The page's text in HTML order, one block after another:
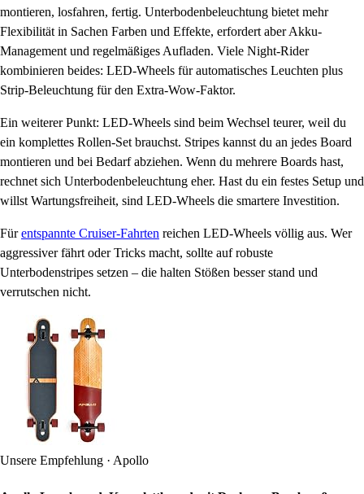
montieren, losfahren, fertig. Unterbodenbeleuchtung bietet mehr
Flexibilität in Sachen Farben und Effekte, erfordert aber Akku-
Management und regelmäßiges Aufladen. Viele Night-Rider
kombinieren beides: LED-Wheels für automatisches Leuchten plus
Strip-Beleuchtung für den Extra-Wow-Faktor.
Ein weiterer Punkt: LED-Wheels sind beim Wechsel teurer, weil du
ein komplettes Rollen-Set brauchst. Stripes kannst du an jedes Board
montieren und bei Bedarf abziehen. Wenn du mehrere Boards hast,
rechnet sich Unterbodenbeleuchtung eher. Hast du ein festes Setup und
willst Wartungsfreiheit, sind LED-Wheels die smartere Investition.
Fürentspannte Cruiser-Fahrten reichen LED-Wheels völlig aus. Wer
aggressiver fährt oder Tricks macht, sollte auf robuste
Unterbodenstripes setzen – die halten Stößen besser stand und
verrutschen nicht.
Unsere Empfehlung · Apollo